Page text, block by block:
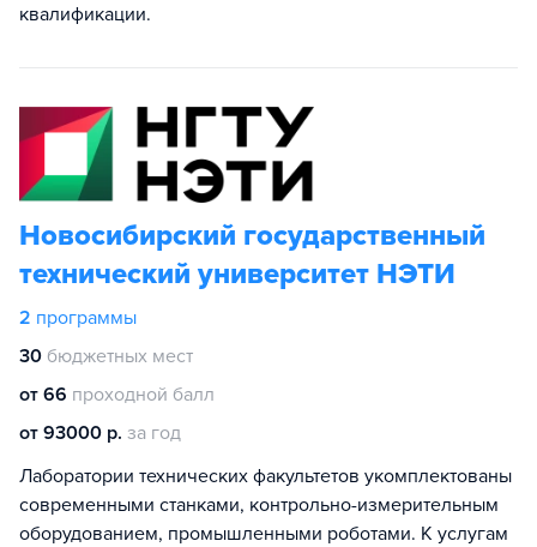
квалификации.
Новосибирский государственный
технический университет НЭТИ
2 программы
30 бюджетных мест
от 66 проходной балл
от 93000 р. за год
Лаборатории технических факультетов укомплектованы
современными станками, контрольно-измерительным
оборудованием, промышленными роботами. К услугам